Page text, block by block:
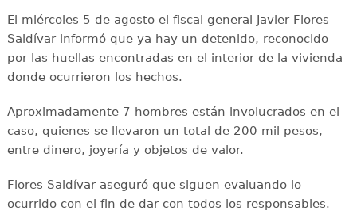
El miércoles 5 de agosto el fiscal general Javier Flores
Saldívar informó que ya hay un detenido, reconocido
por las huellas encontradas en el interior de la vivienda
donde ocurrieron los hechos.
Aproximadamente 7 hombres están involucrados en el
caso, quienes se llevaron un total de 200 mil pesos,
entre dinero, joyería y objetos de valor.
Flores Saldívar aseguró que siguen evaluando lo
ocurrido con el fin de dar con todos los responsables.